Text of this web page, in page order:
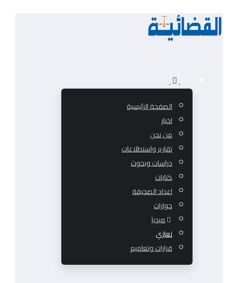
الصفحة الرئيسية
اخبار
من نحن
تقارير واستطلاعات
دراسات وبحوث
كتابات
اعداد الصحيفة
حوارات
ميديا
تعازي
قرارات وتعاميم